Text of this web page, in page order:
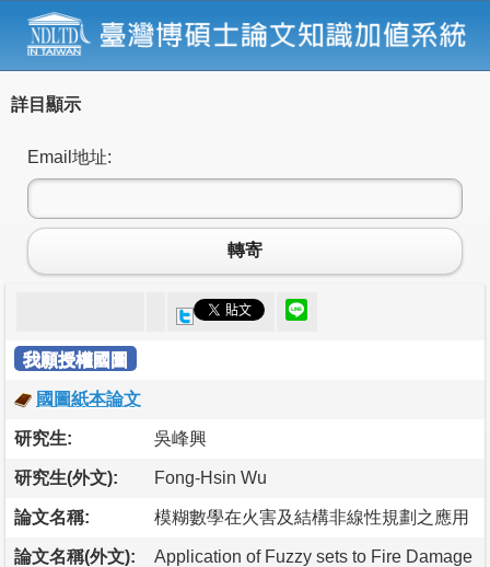
詳目顯示
Email地址:
轉寄
我願授權國圖
國圖紙本論文
研究生: 吳峰興
研究生(外文): Fong-Hsin Wu
論文名稱: 模糊數學在火害及結構非線性規劃之應用
論文名稱(外文):
Application of Fuzzy sets to Fire Damage